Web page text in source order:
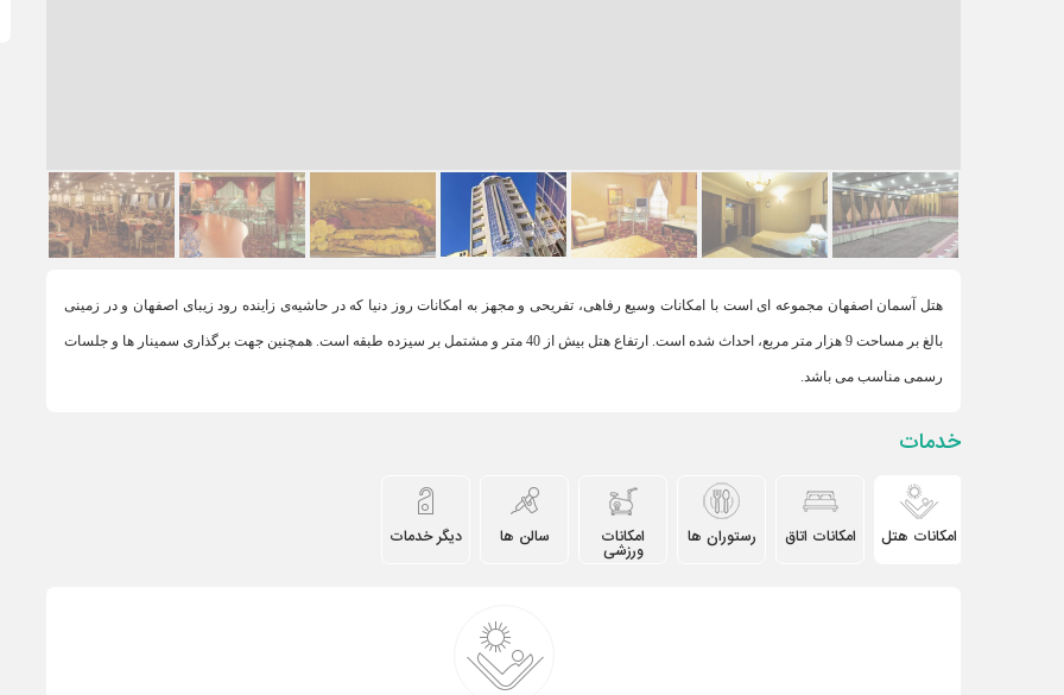
هتل آسمان اصفهان مجموعه ای است با امكانات وسيع رفاهی، تفريحی و مجهز به امکانات روز دنیا كه در حاشيه‌ی زاينده رود زیبای اصفهان و در زمينی
بالغ بر مساحت 9 هزار متر مربع، احداث شده است. ارتفاع هتل بيش از 40 متر و مشتمل بر سيزده طبقه است. همچنین جهت برگذاری سمینار ها و جلسات
رسمی مناسب می باشد.
خدمات
امکانات هتل امکانات اتاق رستوران ها امکانات
ورزشی
سالن ها دیگر خدمات